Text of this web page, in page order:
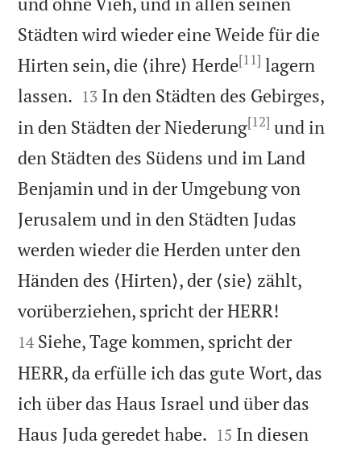
Städten wird wieder eine Weide für die
Hirten sein, die ⟨ihre⟩ Herde[11] lagern
lassen. 

13 In den Städten des Gebirges,
in den Städten der Niederung[12] und in
den Städten des Südens und im Land
Benjamin und in der Umgebung von
Jerusalem und in den Städten Judas
werden wieder die Herden unter den
Händen des ⟨Hirten⟩, der ⟨sie⟩ zählt,
vorüberziehen, spricht der HERR!
14 Siehe, Tage kommen, spricht der
HERR, da erfülle ich das gute Wort, das
ich über das Haus Israel und über das
Haus Juda geredet habe. 

15 In diesen